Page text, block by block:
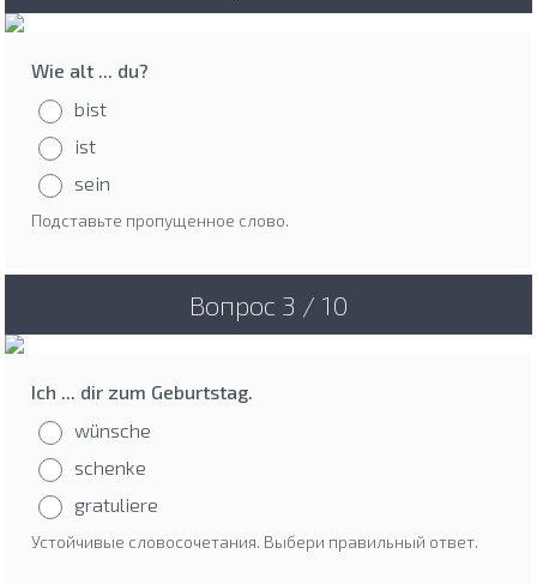
Wie alt ... du?
bist
ist
sein
Подставьте пропущенное слово.
Вопрос 3 / 10
Ich ... dir zum Geburtstag.
wünsche
schenke
gratuliere
Устойчивые словосочетания. Выбери правильный ответ.